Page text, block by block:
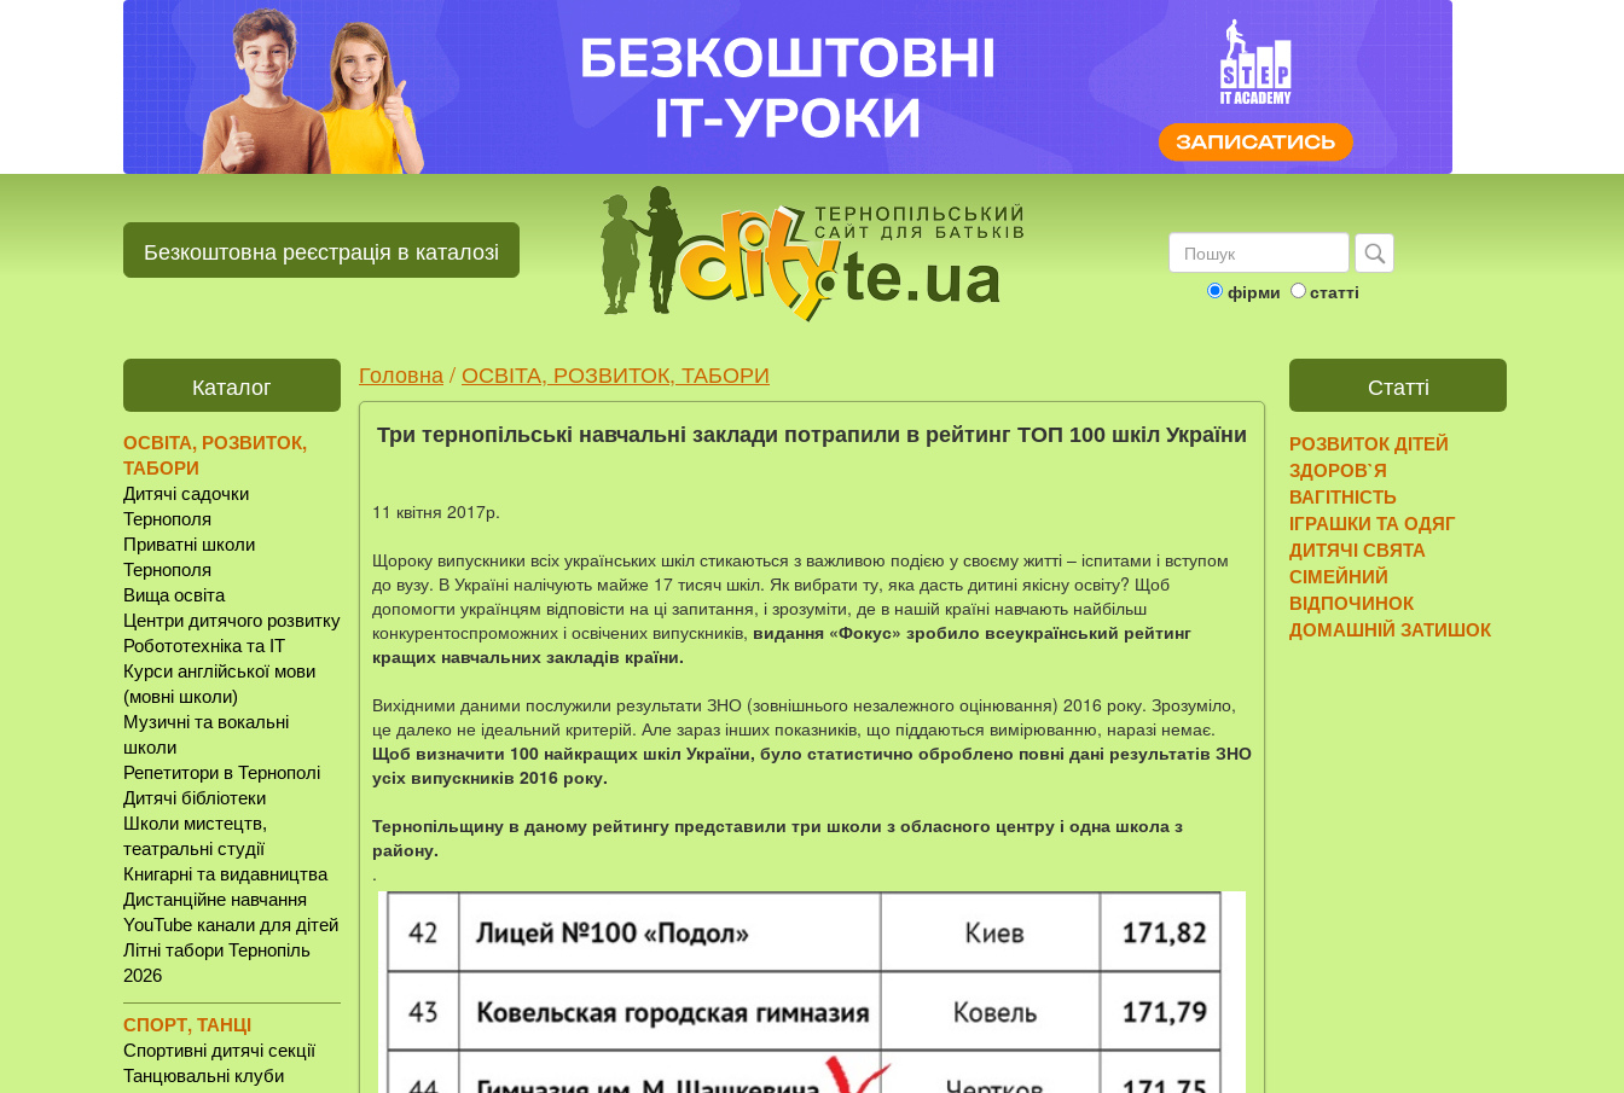
Безкоштовна реєстрація в каталозі
фірми статті
Каталог
ОСВІТА, РОЗВИТОК,
ТАБОРИ
Дитячі садочки
Тернополя
Приватні школи
Тернополя
Вища освіта
Центри дитячого розвитку
Робототехніка та IT
Курси англійської мови
(мовні школи)
Музичні та вокальні
школи
Репетитори в Тернополі
Дитячі бібліотеки
Школи мистецтв,
театральні студії
Книгарні та видавництва
Дистанційне навчання
YouTube канали для дітей
Літні табори Тернопіль
2026
СПОРТ, ТАНЦІ
Спортивні дитячі секції
Танцювальні клуби
Головна / ОСВІТА, РОЗВИТОК, ТАБОРИ
Три тернопільські навчальні заклади потрапили в рейтинг ТОП 100 шкіл України
11 квітня 2017р.
Щороку випускники всіх українських шкіл стикаються з важливою подією у своєму житті – іспитами і вступом
до вузу. В Україні налічують майже 17 тисяч шкіл. Як вибрати ту, яка дасть дитині якісну освіту? Щоб
допомогти українцям відповісти на ці запитання, і зрозуміти, де в нашій країні навчають найбільш
конкурентоспроможних і освічених випускників, видання «Фокус» зробило всеукраїнський рейтинг
кращих навчальних закладів країни.
Вихідними даними послужили результати ЗНО (зовнішнього незалежного оцінювання) 2016 року. Зрозуміло,
це далеко не ідеальний критерій. Але зараз інших показників, що піддаються вимірюванню, наразі немає.
Щоб визначити 100 найкращих шкіл України, було статистично оброблено повні дані результатів ЗНО
усіх випускників 2016 року.
Тернопільщину в даному рейтингу представили три школи з обласного центру і одна школа з
району.
.
Статті
РОЗВИТОК ДІТЕЙ
ЗДОРОВ`Я
ВАГІТНІСТЬ
ІГРАШКИ ТА ОДЯГ
ДИТЯЧІ СВЯТА
СІМЕЙНИЙ
ВІДПОЧИНОК
ДОМАШНІЙ ЗАТИШОК